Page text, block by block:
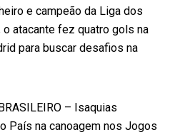
e campeão da Liga dos
atacante fez quatro gols na
para buscar desafios na
– Isaquias
País na canoagem nos Jogos